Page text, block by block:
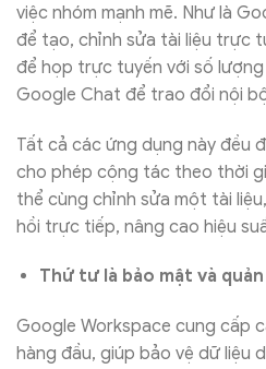
việc nhóm mạnh mẽ. Như là
để tạo, chỉnh sửa tài liệu trực
để họp trực tuyến với số
Google Chat để trao đổi nội
Tất cả các ứng dụng này đều
cho phép cộng tác theo thời
thể cùng chỉnh sửa một tài
hồi trực tiếp, nâng cao hiệu
Thứ tư là bảo mật và
Google Workspace cung cấp
hàng đầu, giúp bảo vệ dữ liệu